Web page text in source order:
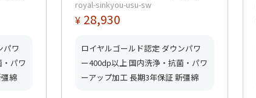
ーク
パワ
パワ
綿
毛量0.5kg 【5つ星ロイヤルゴー
ルド取得】【グッドふとんマー
royal-sinkyou-usu-sw
¥ 28,930
ロイヤルゴールド認定 ダウンパワ
ー400dp以上 国内洗浄・抗菌・パワ
ーアップ加工 長期3年保証 新彊綿